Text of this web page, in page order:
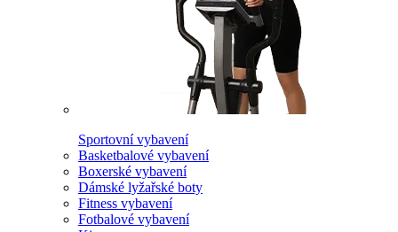
Sportovní vybavení
Basketbalové vybavení
Boxerské vybavení
Dámské lyžařské boty
Fitness vybavení
Fotbalové vybavení